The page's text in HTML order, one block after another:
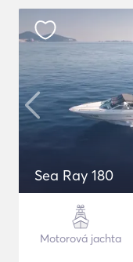
Sea Ray 180
Motorová jachta